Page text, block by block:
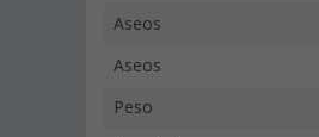
Aseos
Aseos
Peso